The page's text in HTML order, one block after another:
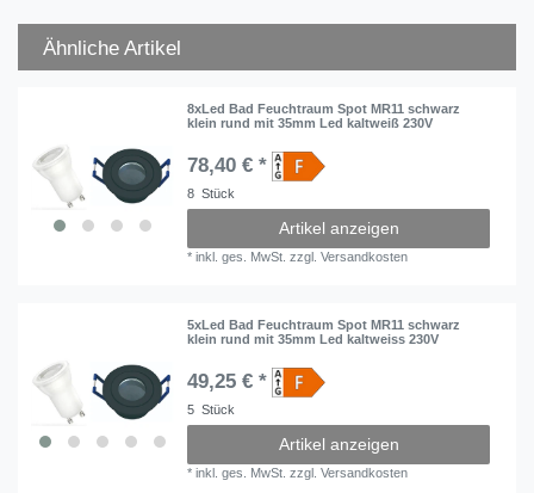
Ähnliche Artikel
8xLed Bad Feuchtraum Spot MR11 schwarz
klein rund mit 35mm Led kaltweiß 230V
78,40 € *
8 Stück
Artikel anzeigen
*inkl. ges. MwSt. zzgl.Versandkosten
5xLed Bad Feuchtraum Spot MR11 schwarz
klein rund mit 35mm Led kaltweiss 230V
49,25 € *
5 Stück
Artikel anzeigen
*inkl. ges. MwSt. zzgl.Versandkosten